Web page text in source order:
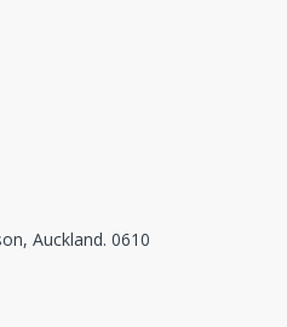
Auckland. 0610